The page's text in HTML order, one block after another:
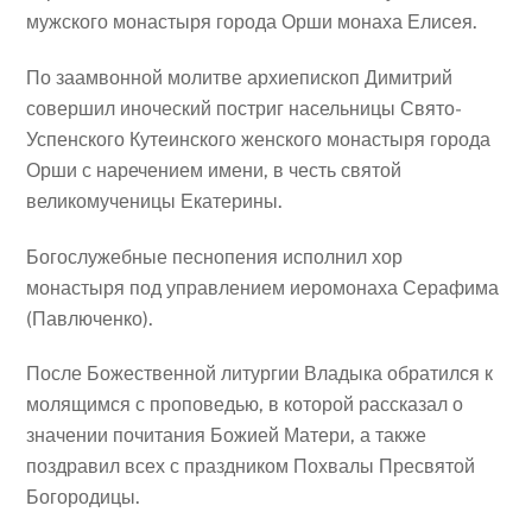
мужского монастыря города Орши монаха Елисея.
По заамвонной молитве архиепископ Димитрий
совершил иноческий постриг насельницы Свято-
Успенского Кутеинского женского монастыря города
Орши с наречением имени, в честь святой
великомученицы Екатерины.
Богослужебные песнопения исполнил хор
монастыря под управлением иеромонаха Серафима
(Павлюченко).
После Божественной литургии Владыка обратился к
молящимся с проповедью, в которой рассказал о
значении почитания Божией Матери, а также
поздравил всех с праздником Похвалы Пресвятой
Богородицы.